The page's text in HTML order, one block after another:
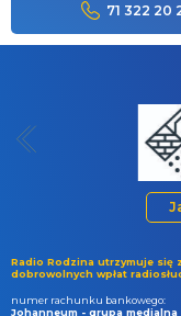
71 322 20
Radio Rodzina utrzymuje się z
dobrowolnych wpłat
numer rachunku bankowego:
Johanneum - grupa medialna